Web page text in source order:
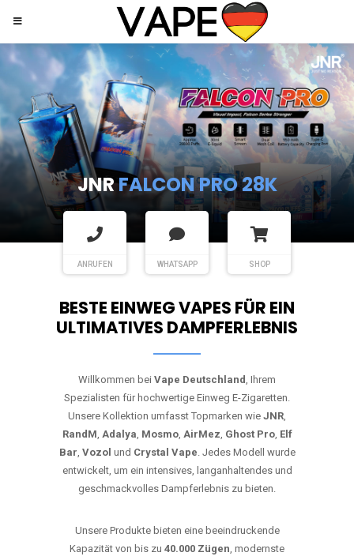
JNRSHISHA HOOKAH MAX
ANRUFEN WHATSAPP SHOP
BESTE EINWEG VAPES FÜR EIN
ULTIMATIVES DAMPFERLEBNIS
Willkommen bei Vape Deutschland, Ihrem
Spezialisten für hochwertige Einweg E-Zigaretten.
Unsere Kollektion umfasst Topmarken wie JNR,
RandM, Adalya, Mosmo, AirMez, Ghost Pro, Elf
Bar, Vozol und Crystal Vape. Jedes Modell wurde
entwickelt, um ein intensives, langanhaltendes und
geschmackvolles Dampferlebnis zu bieten.
Unsere Produkte bieten eine beeindruckende
Kapazität von bis zu 40.000 Zügen, modernste